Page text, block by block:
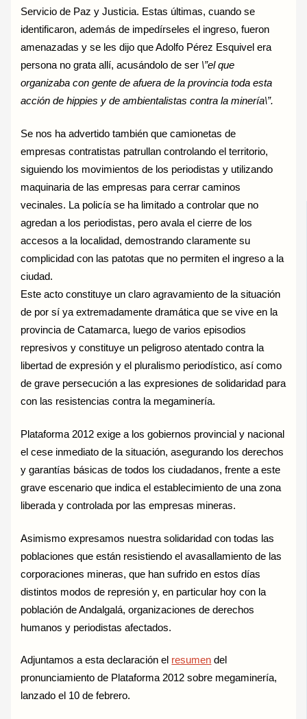
Servicio de Paz y Justicia. Estas últimas, cuando se
identificaron, además de impedírseles el ingreso, fueron
amenazadas y se les dijo que Adolfo Pérez Esquivel era
persona no grata allí, acusándolo de ser \”el que
organizaba con gente de afuera de la provincia toda esta
acción de hippies y de ambientalistas contra la minería\”.
Se nos ha advertido también que camionetas de
empresas contratistas patrullan controlando el territorio,
siguiendo los movimientos de los periodistas y utilizando
maquinaria de las empresas para cerrar caminos
vecinales. La policía se ha limitado a controlar que no
agredan a los periodistas, pero avala el cierre de los
accesos a la localidad, demostrando claramente su
complicidad con las patotas que no permiten el ingreso a la
ciudad.
Este acto constituye un claro agravamiento de la situación
de por sí ya extremadamente dramática que se vive en la
provincia de Catamarca, luego de varios episodios
represivos y constituye un peligroso atentado contra la
libertad de expresión y el pluralismo periodístico, así como
de grave persecución a las expresiones de solidaridad para
con las resistencias contra la megaminería.
Plataforma 2012 exige a los gobiernos provincial y nacional
el cese inmediato de la situación, asegurando los derechos
y garantías básicas de todos los ciudadanos, frente a este
grave escenario que indica el establecimiento de una zona
liberada y controlada por las empresas mineras.
Asimismo expresamos nuestra solidaridad con todas las
poblaciones que están resistiendo el avasallamiento de las
corporaciones mineras, que han sufrido en estos días
distintos modos de represión y, en particular hoy con la
población de Andalgalá, organizaciones de derechos
humanos y periodistas afectados.
Adjuntamos a esta declaración el resumen del
pronunciamiento de Plataforma 2012 sobre megaminería,
lanzado el 10 de febrero.